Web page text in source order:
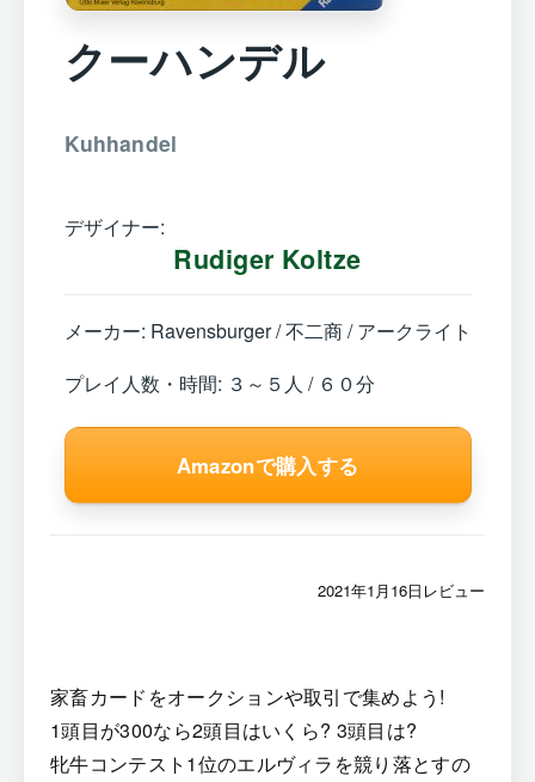
クーハンデル
Kuhhandel
デザイナー:
Rudiger Koltze
メーカー: Ravensburger / 不二商 / アークライト
プレイ人数・時間: ３～５人 / ６０分
Amazonで購入する
2021年1月16日レビュー
家畜カードをオークションや取引で集めよう!
1頭目が300なら2頭目はいくら? 3頭目は?
牝牛コンテスト1位のエルヴィラを競り落とすの